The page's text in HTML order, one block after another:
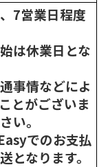
7営業日程度
は休業日とな
事情などによ
とがございま
い。
でのお支払
となります。